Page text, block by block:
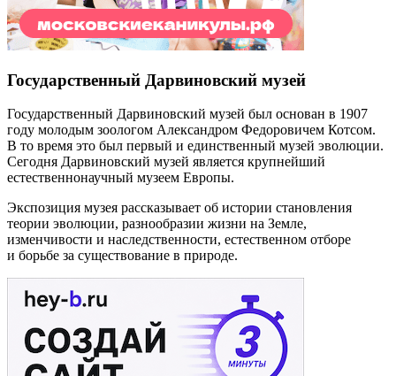
Государственный Дарвиновский музей
Государственный Дарвиновский музей был основан в 1907
году молодым зоологом Александром Федоровичем Котсом.
В то время это был первый и единственный музей эволюции.
Сегодня Дарвиновский музей является крупнейший
естественнонаучный музеем Европы.
Экспозиция музея рассказывает об истории становления
теории эволюции, разнообразии жизни на Земле,
изменчивости и наследственности, естественном отборе
и борьбе за существование в природе.